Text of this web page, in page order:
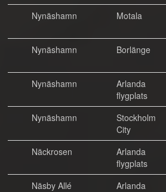
Nynäshamn
Motala
Nynäshamn
Borlänge
Nynäshamn
Arlanda
flygplats
Nynäshamn
Stockholm
City
Näckrosen
Arlanda
flygplats
Näsby Allé
Arlanda